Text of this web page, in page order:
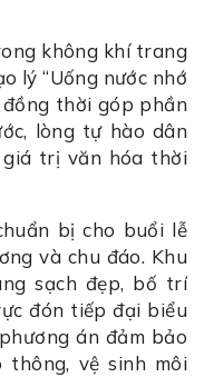
không khí trang
lý “Uống nước nhớ
đồng thời góp phần
lòng tự hào dân
trị văn hóa thời
bị cho buổi lễ
và chu đáo. Khu
sạch đẹp, bố trí
đón tiếp đại biểu
án đảm bảo
vệ sinh môi